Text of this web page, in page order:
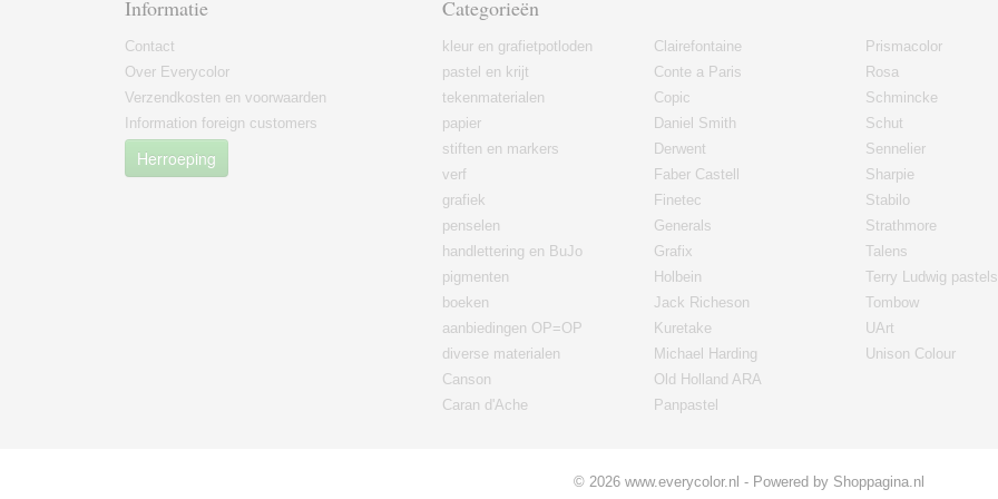
Informatie
Contact
Over Everycolor
Verzendkosten en voorwaarden
Information foreign customers
Herroeping
Categorieën
kleur en grafietpotloden
pastel en krijt
tekenmaterialen
papier
stiften en markers
verf
grafiek
penselen
handlettering en BuJo
pigmenten
boeken
aanbiedingen OP=OP
diverse materialen
Canson
Caran d'Ache
Clairefontaine
Conte a Paris
Copic
Daniel Smith
Derwent
Faber Castell
Finetec
Generals
Grafix
Holbein
Jack Richeson
Kuretake
Michael Harding
Old Holland ARA
Panpastel
Prismacolor
Rosa
Schmincke
Schut
Sennelier
Sharpie
Stabilo
Strathmore
Talens
Terry Ludwig pastels
Tombow
UArt
Unison Colour
© 2026 www.everycolor.nl - Powered by Shoppagina.nl